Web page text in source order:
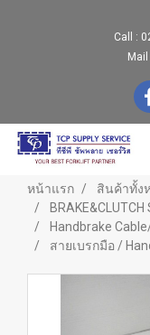
Call :
หน้าแรก สินค้าทั้ง
Handbrake
สายเบรกมือ /